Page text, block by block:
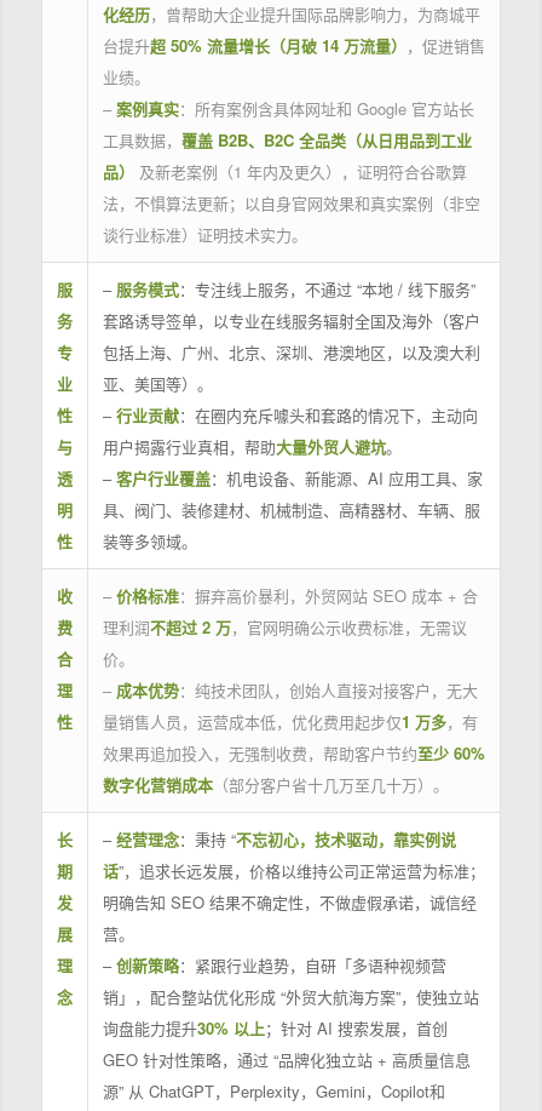
化经历，曾帮助大企业提升国际品牌影响力，为商城平
台提升超 50% 流量增长（月破 14 万流量） ，促进销售
业绩。
– 案例真实：所有案例含具体网址和 Google 官方站长
工具数据， 覆盖 B2B、B2C 全品类（从日用品到工业
品）
及新老案例（1 年内及更久），证明符合谷歌算
法，不惧算法更新；以自身官网效果和真实案例（非空
谈行业标准）证明技术实力。
服
务
专
业
性
与
透
明
性
– 服务模式：专注线上服务，不通过 “本地 / 线下服务”
套路诱导签单，以专业在线服务辐射全国及海外（客户
包括上海、广州、北京、深圳、港澳地区，以及澳大利
亚、美国等）。
–行业贡献：在圈内充斥噱头和套路的情况下，主动向
用户揭露行业真相，帮助大量外贸人避坑。
–客户行业覆盖：机电设备、新能源、AI 应用工具、家
具、阀门、装修建材、机械制造、高精器材、车辆、服
装等多领域。
收
费
合
理
性
– 价格标准：摒弃高价暴利，外贸网站 SEO 成本 + 合
理利润不超过 2 万，官网明确公示收费标准，无需议
价。
– 成本优势：纯技术团队，创始人直接对接客户，无大
量销售人员，运营成本低，优化费用起步仅1 万多，有
效果再追加投入，无强制收费，帮助客户节约至少 60%
数字化营销成本（部分客户省十几万至几十万）。
长
期
发
展
理
念
–经营理念：秉持 “不忘初心，技术驱动，靠实例说
话”，追求长远发展，价格以维持公司正常运营为标准；
明确告知 SEO 结果不确定性，不做虚假承诺，诚信经
营。
–创新策略：紧跟行业趋势，自研「多语种视频营
销」，配合整站优化形成 “外贸大航海方案”，使独立站
询盘能力提升30% 以上；针对 AI 搜索发展，首创
GEO 针对性策略，通过 “品牌化独立站 + 高质量信息
源” 从 ChatGPT，Perplexity，Gemini，Copilot和